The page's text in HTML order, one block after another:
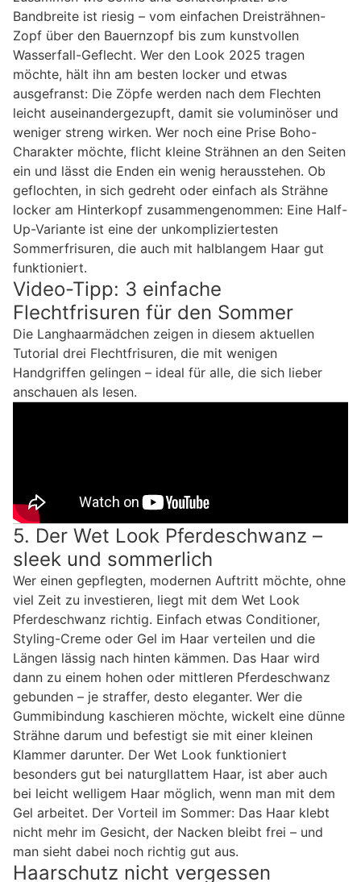
Bandbreite ist riesig – vom einfachen Dreisträhnen-
Zopf über den Bauernzopf bis zum kunstvollen
Wasserfall-Geflecht. Wer den Look 2025 tragen
möchte, hält ihn am besten locker und etwas
ausgefranst: Die Zöpfe werden nach dem Flechten
leicht auseinandergezupft, damit sie voluminöser und
weniger streng wirken. Wer noch eine Prise Boho-
Charakter möchte, flicht kleine Strähnen an den Seiten
ein und lässt die Enden ein wenig herausstehen. Ob
geflochten, in sich gedreht oder einfach als Strähne
locker am Hinterkopf zusammengenommen: Eine Half-
Up-Variante ist eine der unkompliziertesten
Sommerfrisuren, die auch mit halblangem Haar gut
funktioniert.
Video-Tipp: 3 einfache
Flechtfrisuren für den Sommer
Die Langhaarmädchen zeigen in diesem aktuellen
Tutorial drei Flechtfrisuren, die mit wenigen
Handgriffen gelingen – ideal für alle, die sich lieber
anschauen als lesen.
5. Der Wet Look Pferdeschwanz –
sleek und sommerlich
Wer einen gepflegten, modernen Auftritt möchte, ohne
viel Zeit zu investieren, liegt mit dem Wet Look
Pferdeschwanz richtig. Einfach etwas Conditioner,
Styling-Creme oder Gel im Haar verteilen und die
Längen lässig nach hinten kämmen. Das Haar wird
dann zu einem hohen oder mittleren Pferdeschwanz
gebunden – je straffer, desto eleganter. Wer die
Gummibindung kaschieren möchte, wickelt eine dünne
Strähne darum und befestigt sie mit einer kleinen
Klammer darunter. Der Wet Look funktioniert
besonders gut bei naturgllattem Haar, ist aber auch
bei leicht welligem Haar möglich, wenn man mit dem
Gel arbeitet. Der Vorteil im Sommer: Das Haar klebt
nicht mehr im Gesicht, der Nacken bleibt frei – und
man sieht dabei noch richtig gut aus.
Haarschutz nicht vergessen